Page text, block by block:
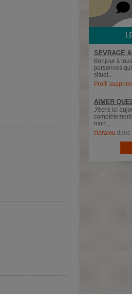
SEVRAGE
Bonjour à
personnes
situat...
Profil
AIMER
J'écris ici
mon...
claralou dans